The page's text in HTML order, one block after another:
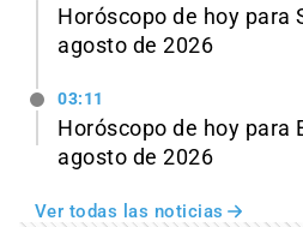
Horóscopo de hoy para
agosto de 2026
03:11
Horóscopo de hoy para
agosto de 2026
Ver todas las noticias